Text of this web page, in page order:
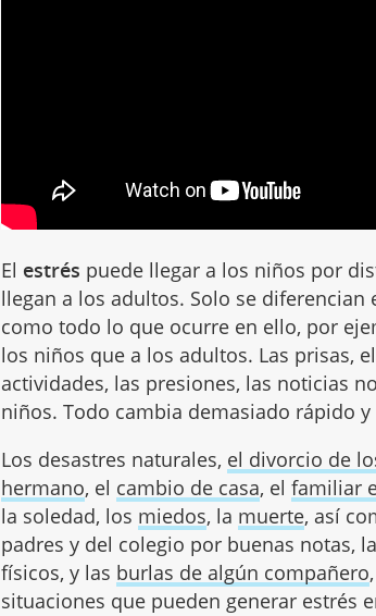
El estrés puede llegar a los niños por
llegan a los adultos. Solo se
como todo lo que ocurre en ello, por
los niños que a los adultos. Las prisas,
actividades, las presiones, las noticias
niños. Todo cambia demasiado rápido
Los desastres naturales, el divorcio de
hermano, el cambio de casa, elfamiliar
la soledad, los miedos, la muerte, así
padres y del colegio por buenas notas,
físicos, y las burlas de algún compañero
situaciones que pueden generar estrés